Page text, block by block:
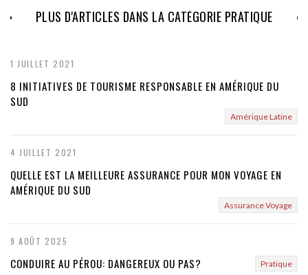
x
PLUS D'ARTICLES DANS LA CATÉGORIE PRATIQUE
1 JUILLET 2021
8 INITIATIVES DE TOURISME RESPONSABLE EN AMÉRIQUE DU
SUD
Amérique Latine
4 JUILLET 2021
QUELLE EST LA MEILLEURE ASSURANCE POUR MON VOYAGE EN
AMÉRIQUE DU SUD
Assurance Voyage
9 AOÛT 2025
CONDUIRE AU PÉROU: DANGEREUX OU PAS? Pratique